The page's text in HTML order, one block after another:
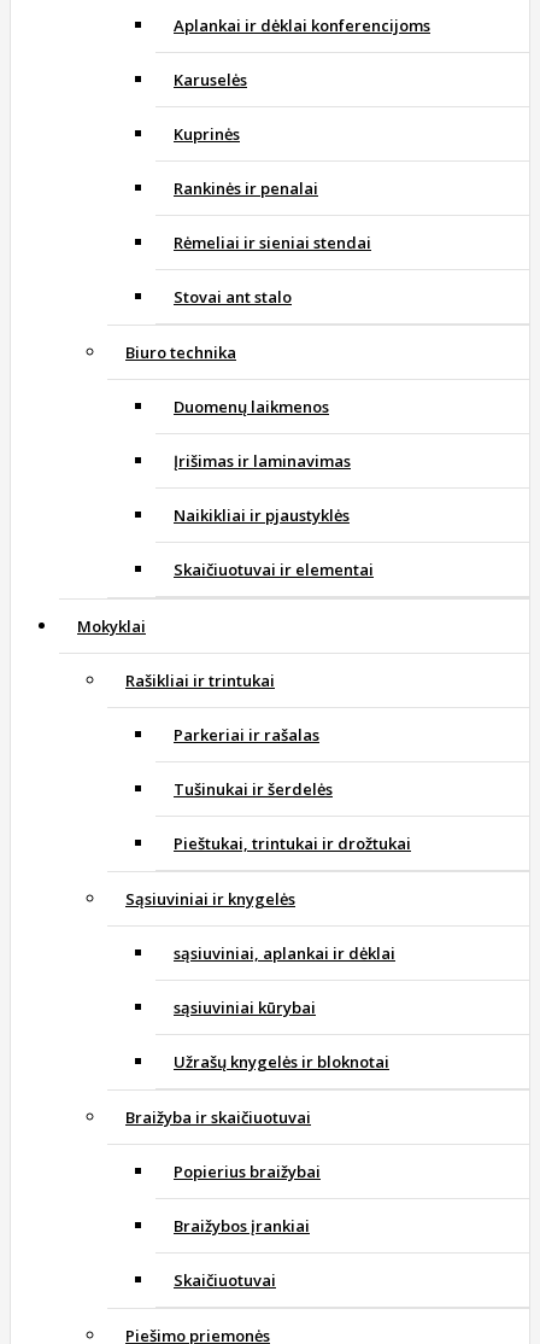
Aplankai ir dėklai konferencijoms
Karuselės
Kuprinės
Rankinės ir penalai
Rėmeliai ir sieniai stendai
Stovai ant stalo
Biuro technika
Duomenų laikmenos
Įrišimas ir laminavimas
Naikikliai ir pjaustyklės
Skaičiuotuvai ir elementai
Mokyklai
Rašikliai ir trintukai
Parkeriai ir rašalas
Tušinukai ir šerdelės
Pieštukai, trintukai ir drožtukai
Sąsiuviniai ir knygelės
sąsiuviniai, aplankai ir dėklai
sąsiuviniai kūrybai
Užrašų knygelės ir bloknotai
Braižyba ir skaičiuotuvai
Popierius braižybai
Braižybos įrankiai
Skaičiuotuvai
Piešimo priemonės